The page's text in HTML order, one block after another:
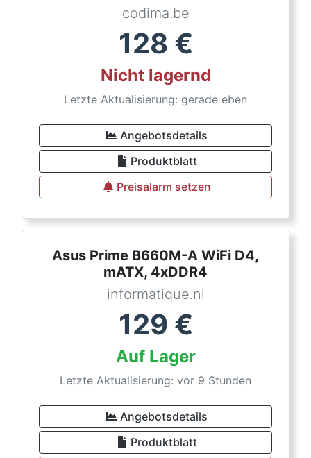
codima.be
128 €
Nicht lagernd
Letzte Aktualisierung: gerade eben
Angebotsdetails
Produktblatt
Preisalarm setzen
Asus Prime B660M-A WiFi D4,
mATX, 4xDDR4
informatique.nl
129 €
Auf Lager
Letzte Aktualisierung: vor 9 Stunden
Angebotsdetails
Produktblatt